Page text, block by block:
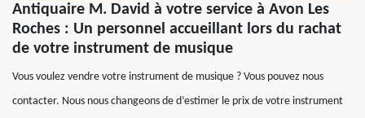
Antiquaire M. David à votre service à Avon Les
Roches : Un personnel accueillant lors du rachat
de votre instrument de musique
Vous voulez vendre votre instrument de musique ? Vous pouvez nous
contacter. Nous nous changeons de d’estimer le prix de votre instrument